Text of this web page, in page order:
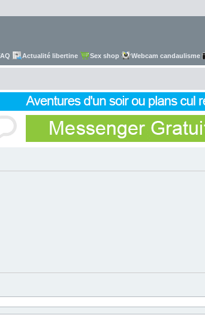
Actualité libertine Sex shop Webcam candaulisme